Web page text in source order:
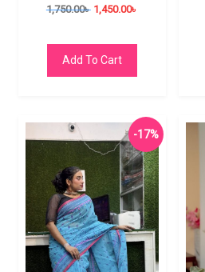
1,750.00৳ 1,450.00৳
Add To Cart
-17%